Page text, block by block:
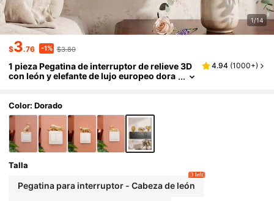
1/14
$3.76 -1% $3.80
1 pieza Pegatina de interruptor de relieve 3D
con león y elefante de lujo europeo dora
dad de perforación, calcomanía de interrupt
or de animal, decoración de pared interior, a
ccesorio de micropaísaje DIY, adecuado par
a vestíbulo, dormitorio, sala de estar, baño y
otras embellecedoras de interruptores, mejo
ra la estética del hogar
4.94 (1000+)
Color: Dorado
Talla
Pegatina para interruptor - Cabeza de león
3 left